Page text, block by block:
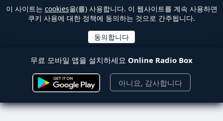
이 사이트는 cookies을(를) 사용합니다. 이 웹사이트를 계속 사용하면
쿠키 사용에 대한 정책에 동의하는 것으로 간주됩니다.
무료 모바일 앱을 설치하세요 Online Radio Box
아니요, 감사합니다